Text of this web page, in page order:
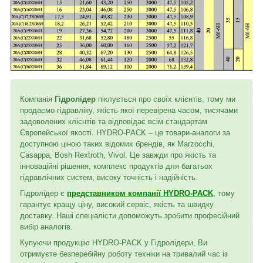
Компанія Гідролідер піклується про своїх клієнтів, тому ми
продаємо гідравліку, якість якої перевірена часом, тисячами
задоволених клієнтів та відповідає всім стандартам
Європейської якості. HYDRO-PACK – це товари-аналоги за
доступною ціною таких відомих брендів, як Marzocchi,
Casappa, Bosh Rextroth, Vivol. Це завжди про якість та
інноваційні рішення, комплекс продуктів для багатьох
гідравлічних систем, високу точність і надійність.
Гідролідер є представником компанії HYDRO-PACK, тому
гарантує кращу ціну, високий сервіс, якість та швидку
доставку. Наші спеціалісти допоможуть зробити професійний
вибір аналогів.
Купуючи продукцію HYDRO-PACK у Гідролідери, Ви
отримуєте безперебійну роботу техніки на тривалий час із